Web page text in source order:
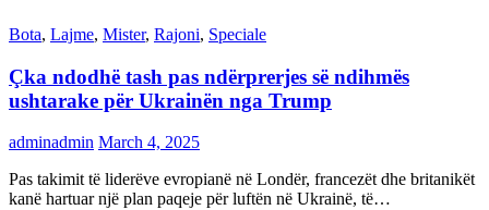
Bota, Lajme, Mister, Rajoni, Speciale
Çka ndodhë tash pas ndërprerjes së ndihmës
ushtarake për Ukrainën nga Trump
adminadmin March 4, 2025
Pas takimit të liderëve evropianë në Londër, francezët dhe britanikët
kanë hartuar një plan paqeje për luftën në Ukrainë, të…